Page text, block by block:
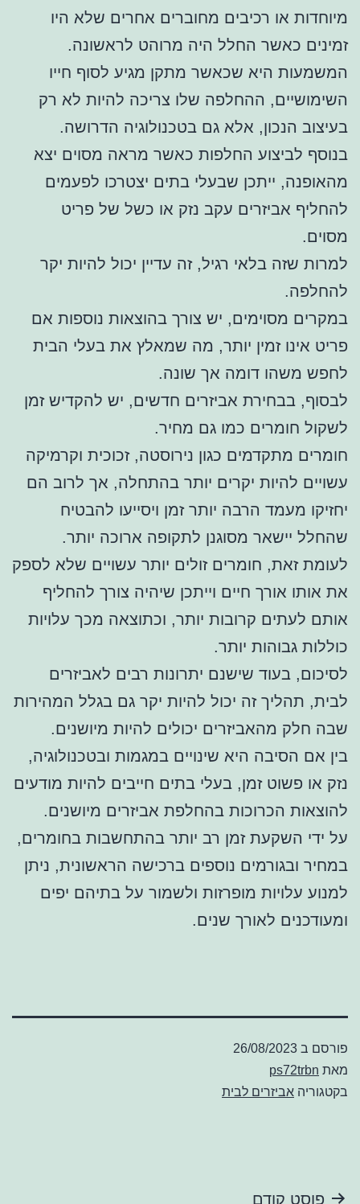
מיוחדות או רכיבים מחוברים אחרים שלא היו
זמינים כאשר החלל היה מרוהט לראשונה.
המשמעות היא שכאשר מתקן מגיע לסוף חייו
השימושיים, ההחלפה שלו צריכה להיות לא רק
בעיצוב הנכון, אלא גם בטכנולוגיה הדרושה.
בנוסף לביצוע החלפות כאשר מראה מסוים יצא
מהאופנה, ייתכן שבעלי בתים יצטרכו לפעמים
להחליף אביזרים עקב נזק או כשל של פריט
מסוים.
למרות שזה בלאי רגיל, זה עדיין יכול להיות יקר
להחלפה.
במקרים מסוימים, יש צורך בהוצאות נוספות אם
פריט אינו זמין יותר, מה שמאלץ את בעלי הבית
לחפש משהו דומה אך שונה.
לבסוף, בבחירת אביזרים חדשים, יש להקדיש זמן
לשקול חומרים כמו גם מחיר.
חומרים מתקדמים כגון נירוסטה, זכוכית וקרמיקה
עשויים להיות יקרים יותר בהתחלה, אך לרוב הם
יחזיקו מעמד הרבה יותר זמן ויסייעו להבטיח
שהחלל יישאר מסוגנן לתקופה ארוכה יותר.
לעומת זאת, חומרים זולים יותר עשויים שלא לספק
את אותו אורך חיים וייתכן שיהיה צורך להחליף
אותם לעתים קרובות יותר, וכתוצאה מכך עלויות
כוללות גבוהות יותר.
לסיכום, בעוד שישנם יתרונות רבים לאביזרים
לבית, תהליך זה יכול להיות יקר גם בגלל המהירות
שבה חלק מהאביזרים יכולים להיות מיושנים.
בין אם הסיבה היא שינויים במגמות ובטכנולוגיה,
נזק או פשוט זמן, בעלי בתים חייבים להיות מודעים
להוצאות הכרוכות בהחלפת אביזרים מיושנים.
על ידי השקעת זמן רב יותר בהתחשבות בחומרים,
במחיר ובגורמים נוספים ברכישה הראשונית, ניתן
למנוע עלויות מופרזות ולשמור על בתיהם יפים
ומעודכנים לאורך שנים.
פורסם ב 26/08/2023
מאת ps72trbn
בקטגוריה אביזרים לבית
פוסט קודם